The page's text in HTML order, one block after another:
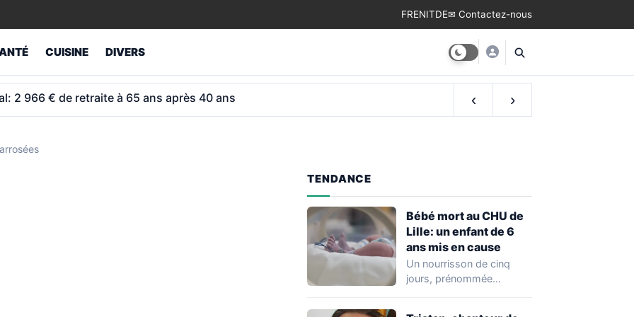
FRENITDE✉ Contactez-nous
CUISINE DIVERS
retraités atteint 1 043 € et non 1 012 € ‹ ›
TENDANCE
Bébé mort au CHU de
Lille: un enfant de 6
ans mis en cause
Un nourrisson de cinq
jours, prénommée